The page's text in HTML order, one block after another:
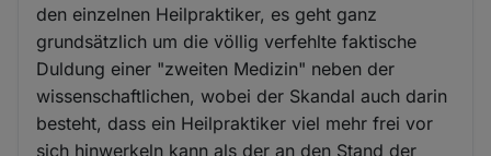
den einzelnen Heilpraktiker, es geht ganz
grundsätzlich um die völlig verfehlte faktische
Duldung einer "zweiten Medizin" neben der
wissenschaftlichen, wobei der Skandal auch darin
besteht, dass ein Heilpraktiker viel mehr frei vor
sich hinwerkeln kann als der an den Stand der